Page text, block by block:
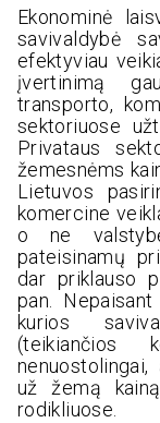
Ekonominė
savivaldybė
efektyviau
įvertinimą
transporto,
sektoriuose
Privataus
žemesnėms
Lietuvos
komercine
o ne
pateisinamų
dar priklauso
pan.
kurios
(teikiančios
už žemą
rodikliuose.